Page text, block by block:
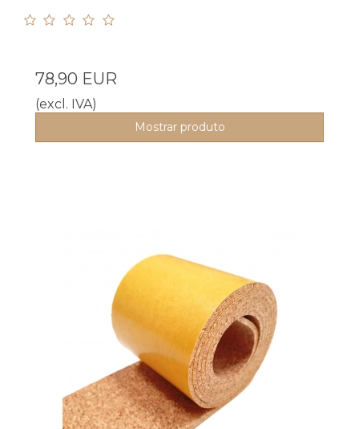
78,90 EUR
(excl. IVA)
Mostrar produto